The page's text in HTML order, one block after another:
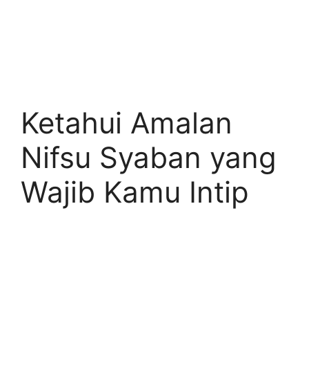
Ketahui Amalan
Nifsu Syaban yang
Wajib Kamu Intip